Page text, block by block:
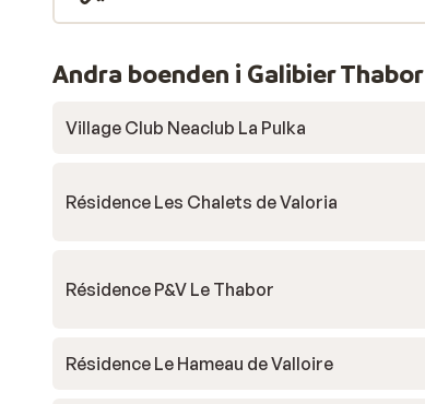
Andra boenden i Galibier Thabor
Village Club Neaclub La Pulka
Résidence Les Chalets de Valoria
Résidence P&V Le Thabor
Résidence Le Hameau de Valloire